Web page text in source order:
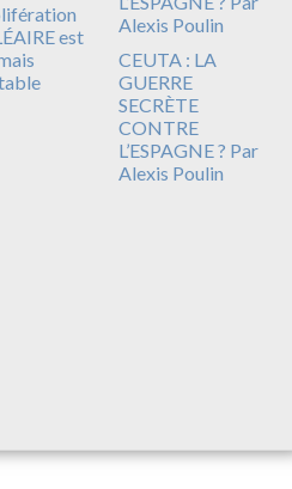
est
CEUTA : LA
GUERRE
SECRÈTE
CONTRE
L’ESPAGNE ? Par
Alexis Poulin